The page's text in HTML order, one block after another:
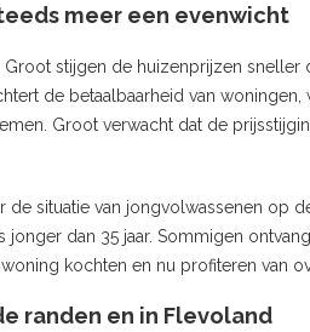
meer een evenwicht
stijgen de huizenprijzen
de betaalbaarheid van
Groot verwacht dat de
de situatie van jongvolwassenen op
dan 35 jaar. Sommigen
kochten en nu profiteren van
randen en in Flevoland